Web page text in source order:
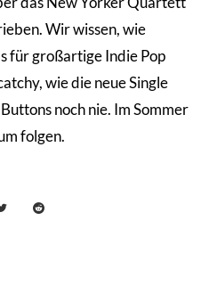
Wir wissen, wie
für großartige Indie Pop
wie die neue Single
noch nie. Im Sommer
folgen.